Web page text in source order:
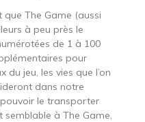
The Game (aussi
à peu près le
de 1 à 100
pour
jeu, les vies que l’on
dans notre
le transporter
semblable à The Game,